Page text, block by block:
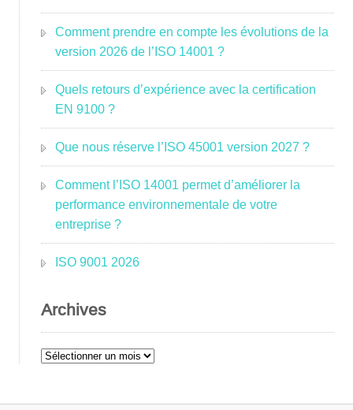
Comment prendre en compte les évolutions de la
version 2026 de l’ISO 14001 ?
Quels retours d’expérience avec la certification
EN 9100 ?
Que nous réserve l’ISO 45001 version 2027 ?
Comment l’ISO 14001 permet d’améliorer la
performance environnementale de votre
entreprise ?
ISO 9001 2026
Archives
Archives